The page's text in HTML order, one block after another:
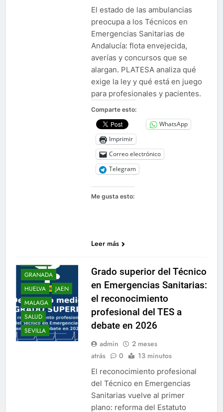
El estado de las ambulancias
preocupa a los Técnicos en
Emergencias Sanitarias de
Andalucía: flota envejecida,
averías y concursos que se
alargan. PLATESA analiza qué
exige la ley y qué está en juego
para profesionales y pacientes.
Comparte esto:
WhatsApp
Imprimir
Correo electrónico
Telegram
Me gusta esto:
Leer más
GRANADA
HUELVA
JAEN
MALAGA
SALUD
SEVILLA
Grado superior del Técnico
en Emergencias Sanitarias:
el reconocimiento
profesional del TES a
debate en 2026
admin
2 meses
atrás
0 13 minutos
El reconocimiento profesional
del Técnico en Emergencias
Sanitarias vuelve al primer
plano: reforma del Estatuto